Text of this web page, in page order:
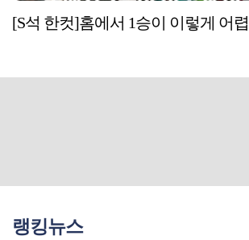
[S석 한컷]홈에서 1승이 이렇게 어
랭킹뉴스